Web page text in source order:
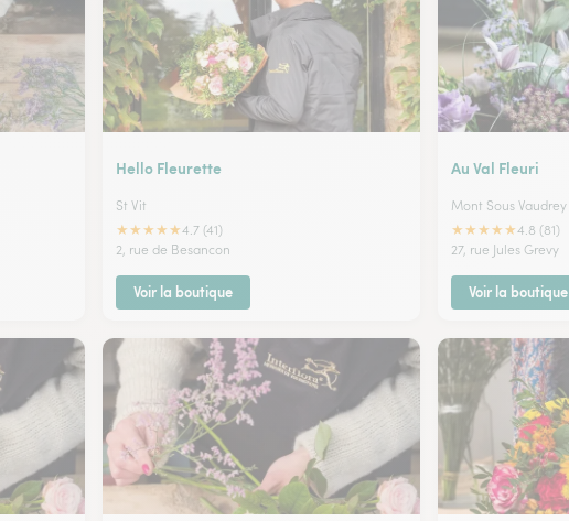
Hello Fleurette
St Vit
★★★★★4.7 (41)
2, rue de Besancon
Voir la boutique
Au Val Fleuri
Mont Sous Vaudrey
★★★★★4.8 (81)
27, rue Jules Grevy
Voir la boutique